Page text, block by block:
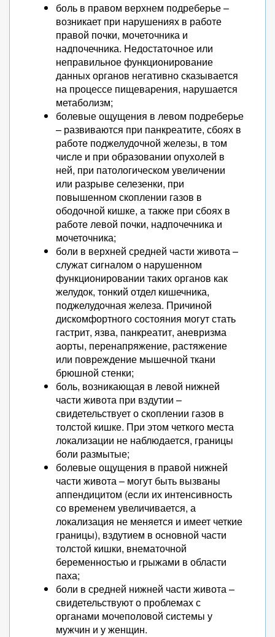
боль в правом верхнем подреберье –
возникает при нарушениях в работе
правой почки, мочеточника и
надпочечника. Недостаточное или
неправильное функционирование
данных органов негативно сказывается
на процессе пищеварения, нарушается
метаболизм;
болевые ощущения в левом подреберье
– развиваются при панкреатите, сбоях в
работе поджелудочной железы, в том
числе и при образовании опухолей в
ней, при патологическом увеличении
или разрыве селезенки, при
повышенном скоплении газов в
ободочной кишке, а также при сбоях в
работе левой почки, надпочечника и
мочеточника;
боли в верхней средней части живота –
служат сигналом о нарушенном
функционировании таких органов как
желудок, тонкий отдел кишечника,
поджелудочная железа. Причиной
дискомфортного состояния могут стать
гастрит, язва, панкреатит, аневризма
аорты, перенапряжение, растяжение
или повреждение мышечной ткани
брюшной стенки;
боль, возникающая в левой нижней
части живота при вздутии –
свидетельствует о скоплении газов в
толстой кишке. При этом четкого места
локализации не наблюдается, границы
боли размытые;
болевые ощущения в правой нижней
части живота – могут быть вызваны
аппендицитом (если их интенсивность
со временем увеличивается, а
локализация не меняется и имеет четкие
границы), вздутием в основной части
толстой кишки, внематочной
беременностью и грыжами в области
паха;
боли в средней нижней части живота –
свидетельствуют о проблемах с
органами мочеполовой системы у
мужчин и у женщин.